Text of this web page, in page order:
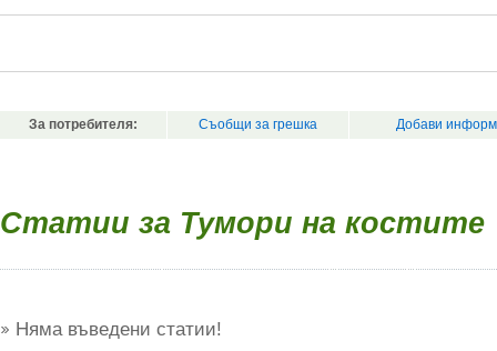
За потребителя: Съобщи за грешка Добави
Статии за Тумори на костите
Няма въведени статии!